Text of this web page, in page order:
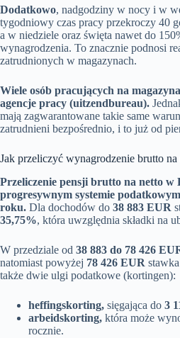
Dodatkowo, nadgodziny w nocy i w
tygodniowy czas pracy przekroczy 40
a w niedziele oraz święta nawet do
wynagrodzenia. To znacznie podnosi
zatrudnionych w magazynach.
Wiele osób pracujących na
agencje pracy (uitzendbureau).
mają zagwarantowane takie same
zatrudnieni bezpośrednio, i to już od
Jak przeliczyć wynagrodzenie brutto
Przeliczenie pensji brutto na netto w
progresywnym systemie
roku. Dla dochodów do 38 883 EUR
35,75%, która uwzględnia składki na
W przedziale od 38 883 do 78 426
natomiast powyżej 78 426 EUR
także dwie ulgi podatkowe (kortingen):
heffingskorting, sięgająca do 3
arbeidskorting, która może
rocznie.